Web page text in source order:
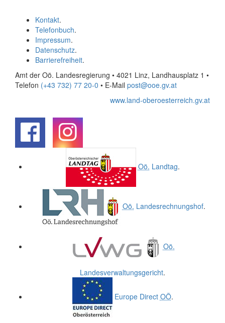
Kontakt.
Telefonbuch.
Impressum.
Datenschutz.
Barrierefreiheit.
Amt der Oö. Landesregierung • 4021 Linz, Landhausplatz 1 •
Telefon (+43 732) 77 20-0 • E-Mail post@ooe.gv.at
www.land-oberoesterreich.gv.at
Oö. Landtag.
Oö. Landesrechnungshof.
Oö.
Landesverwaltungsgericht.
Europe Direct OÖ.